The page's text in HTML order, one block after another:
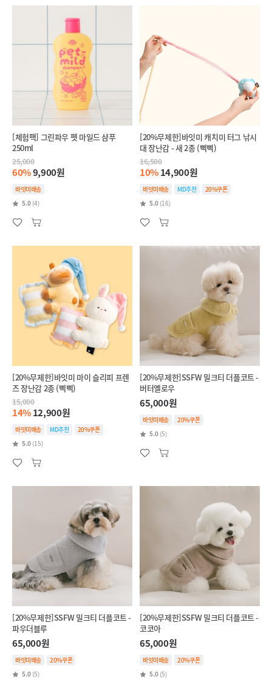
[체험팩] 그린파우 펫 마일드 샴푸
250ml
25,000
60%9,900원
바잇미배송
5.0 (4)
[20%무제한]바잇미 캐치미 터그 낚시
대 장난감 - 새 2종 (삑삑)
16,500
10%14,900원
바잇미배송 MD추천
20%쿠폰
5.0 (16)
[20%무제한]바잇미 마이 슬리피 프렌
즈 장난감 2종 (삑삑)
15,000
14%12,900원
바잇미배송 MD추천
20%쿠폰
5.0 (15)
[20%무제한]SSFW 밀크티 더플코트 -
버터옐로우
65,000원
바잇미배송
20%쿠폰
5.0 (5)
[20%무제한]SSFW 밀크티 더플코트 -
파우더블루
65,000원
바잇미배송
20%쿠폰
5.0 (5)
[20%무제한]SSFW 밀크티 더플코트 -
코코아
65,000원
바잇미배송
20%쿠폰
5.0 (5)